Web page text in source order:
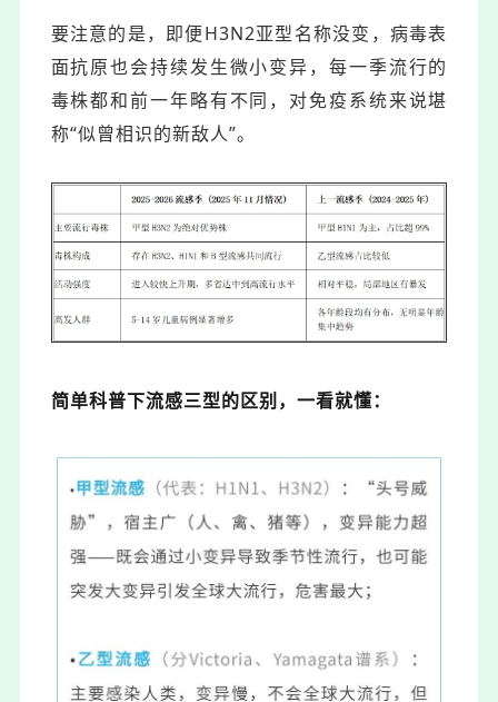
要注意的是，即便H3N2亚型名称没变，病毒表
面抗原也会持续发生微小变异，每一季流行的
毒株都和前一年略有不同，对免疫系统来说堪
称“似曾相识的新敌人”。
简单科普下流感三型的区别，一看就懂：